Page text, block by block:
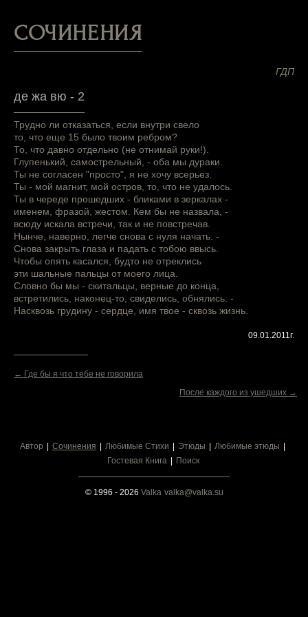
СОЧИНЕНИЯ
ГДП
де жа вю - 2
Трудно ли отказаться, если внутри свело
то, что еще 15 было твоим ребром?
То, что давно отдельно (не отнимай руки!).
Глупенький, самострельный, - оба мы дураки.
Ты не согласен "просто", я не хочу всерьез.
Ты - мой магнит, мой остров, то, что не удалось.
Ты в череде прошедших - бликами в зеркалах -
именем, фразой, жестом. Кем бы не назвала, -
всюду искала встречи, так и не повстречав.
Нынче, наверно, легче снова с нуля начать. -
Снова закрыть глаза и падать с тобою ввысь.
Чтобы опять касался, будто не отреклись
эти шальные пальцы от моего лица.
Словно бы мы - скитальцы, верные до конца,
встретились, наконец-то, свиделись, обнялись. -
Насквозь грудину - сердце, имя твое - сквозь жизнь.
09.01.2011г.
← Где бы я что тебе не говорила
После каждого из ушедших →
Автор Сочинения Любимые Стихи Этюды
Любимые этюды
Гостевая Книга
Поиск
© 1996 - 2026 Valka valka@valka.su